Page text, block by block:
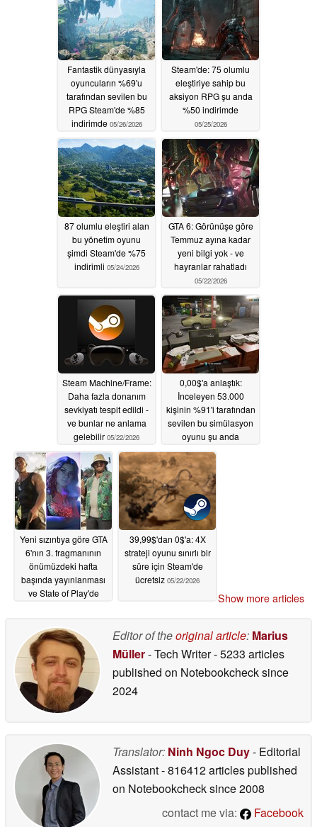
Fantastik dünyasıyla
oyuncuların %69'u
tarafından sevilen bu
RPG Steam'de %85
indirimde 05/26/2026
Steam'de: 75 olumlu
eleştiriye sahip bu
aksiyon RPG şu anda
%50 indirimde
05/25/2026
87 olumlu eleştiri alan
bu yönetim oyunu
şimdi Steam'de %75
indirimli 05/24/2026
GTA 6: Görünüşe göre
Temmuz ayına kadar
yeni bilgi yok - ve
hayranlar rahatladı
05/22/2026
Steam Machine/Frame:
Daha fazla donanım
sevkiyatı tespit edildi -
ve bunlar ne anlama
gelebilir 05/22/2026
0,00$'a anlaştık:
İnceleyen 53.000
kişinin %91'i tarafından
sevilen bu simülasyon
oyunu şu anda
Steam'de ücretsiz
05/22/2026
Yeni sızıntıya göre GTA
6'nın 3. fragmanının
önümüzdeki hafta
başında yayınlanması
ve State of Play'de
39,99$'dan 0$'a: 4X
strateji oyunu sınırlı bir
süre için Steam'de
ücretsiz 05/22/2026
Show more articles
Editor of theoriginal article: Marius
Müller- Tech Writer- 5233 articles
published on Notebookchecksince
2024
Translator: Ninh Ngoc Duy- Editorial
Assistant- 816412 articles published
on Notebookchecksince 2008
contact me via:
Facebook